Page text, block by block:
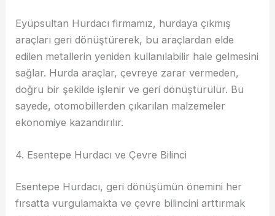
Eyüpsultan Hurdacı firmamız, hurdaya çıkmış
araçları geri dönüştürerek, bu araçlardan elde
edilen metallerin yeniden kullanılabilir hale gelmesini
sağlar. Hurda araçlar, çevreye zarar vermeden,
doğru bir şekilde işlenir ve geri dönüştürülür. Bu
sayede, otomobillerden çıkarılan malzemeler
ekonomiye kazandırılır.
4. Esentepe Hurdacı ve Çevre Bilinci
Esentepe Hurdacı, geri dönüşümün önemini her
fırsatta vurgulamakta ve çevre bilincini arttırmak